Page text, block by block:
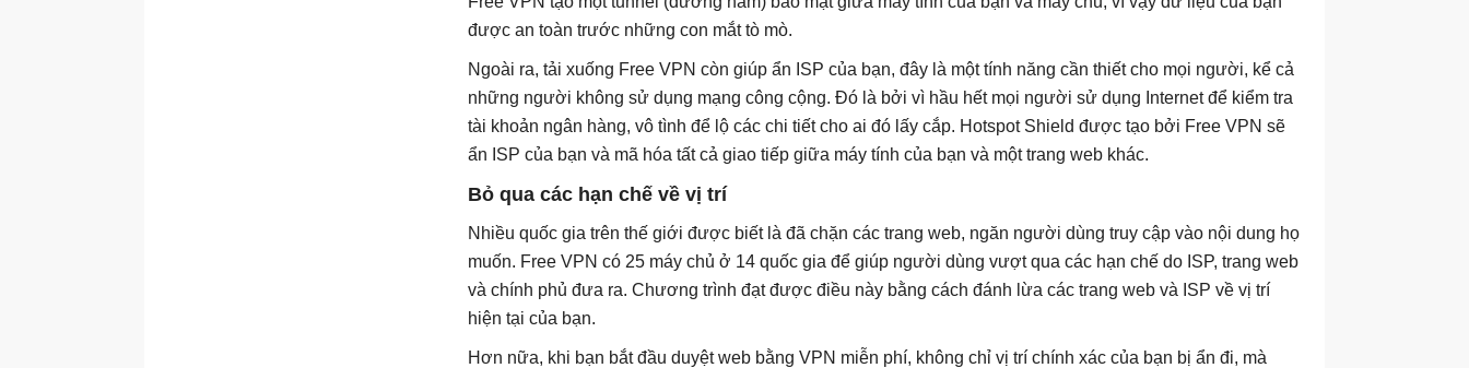
được an toàn trước những con mắt tò mò.
Ngoài ra, tải xuống Free VPN còn giúp ẩn ISP của bạn, đây là một tính năng cần thiết cho mọi người, kể cả
những người không sử dụng mạng công cộng. Đó là bởi vì hầu hết mọi người sử dụng Internet để kiểm tra
tài khoản ngân hàng, vô tình để lộ các chi tiết cho ai đó lấy cắp. Hotspot Shield được tạo bởi Free VPN sẽ
ẩn ISP của bạn và mã hóa tất cả giao tiếp giữa máy tính của bạn và một trang web khác.
Bỏ qua các hạn chế về vị trí
Nhiều quốc gia trên thế giới được biết là đã chặn các trang web, ngăn người dùng truy cập vào nội dung họ
muốn. Free VPN có 25 máy chủ ở 14 quốc gia để giúp người dùng vượt qua các hạn chế do ISP, trang web
và chính phủ đưa ra. Chương trình đạt được điều này bằng cách đánh lừa các trang web và ISP về vị trí
hiện tại của bạn.
Hơn nữa, khi bạn bắt đầu duyệt web bằng VPN miễn phí, không chỉ vị trí chính xác của bạn bị ẩn đi, mà